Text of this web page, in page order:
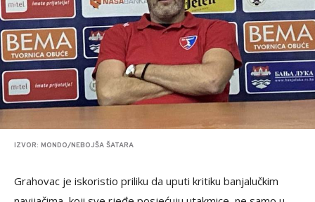
IZVOR: MONDO/NEBOJŠA ŠATARA
Grahovac je iskoristio priliku da uputi kritiku banjalučkim